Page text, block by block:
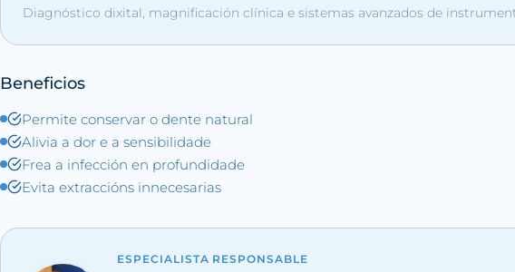
Diagnóstico dixital, magnificación clínica e sistemas avanzados de
Beneficios
Permite conservar o dente natural
Alivia a dor e a sensibilidade
Frea a infección en profundidade
Evita extraccións innecesarias
ESPECIALISTA RESPONSABLE